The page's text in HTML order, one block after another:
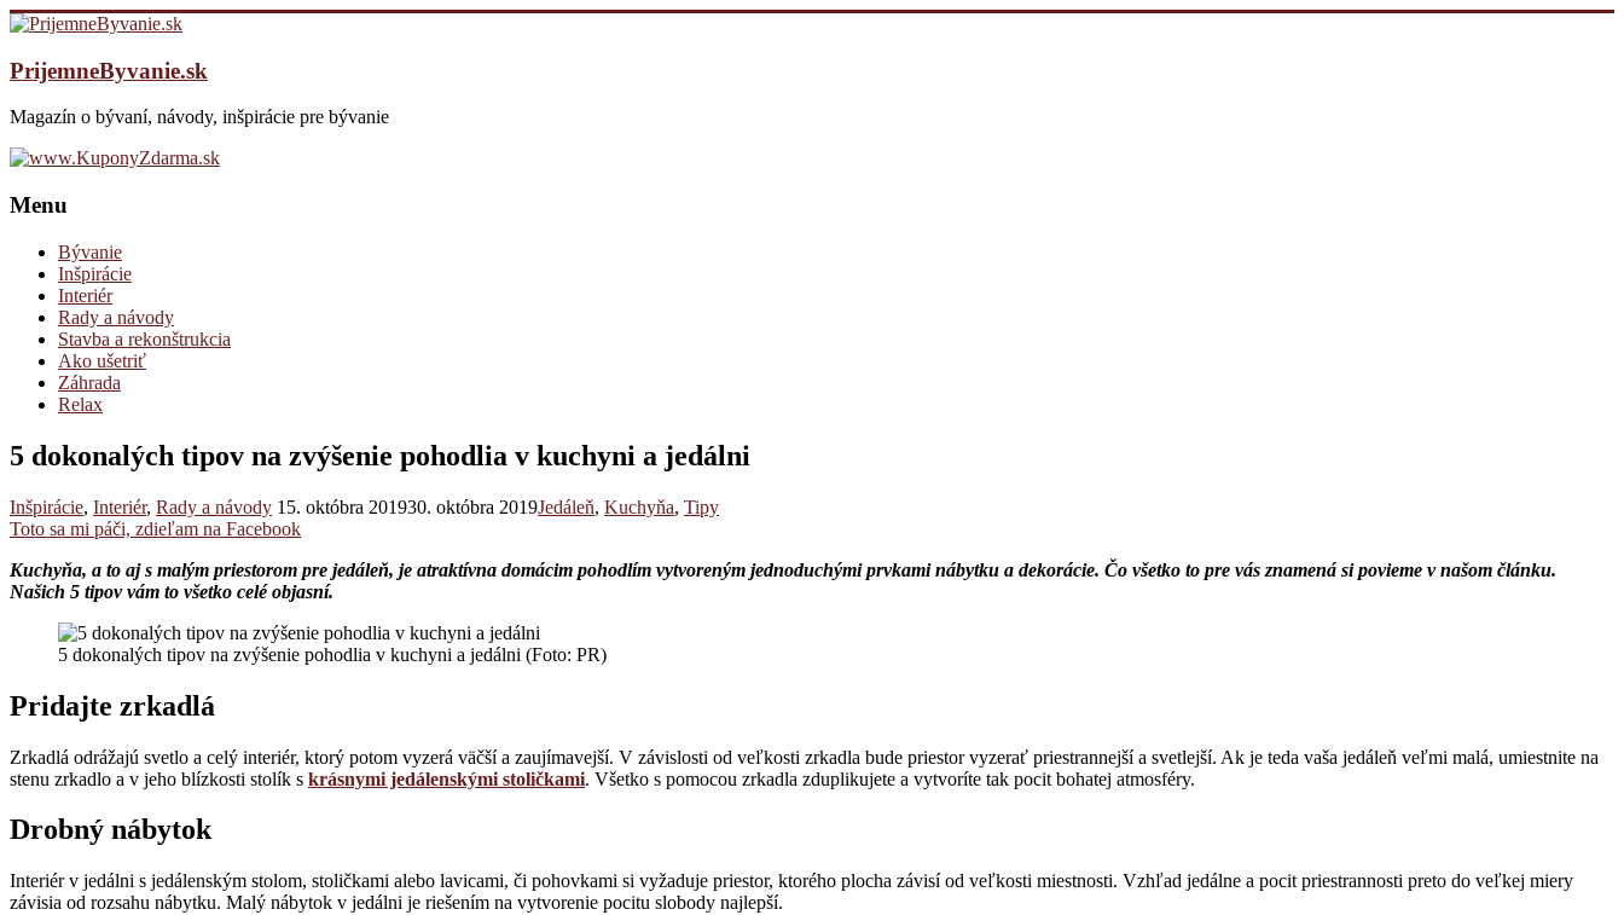
PrijemneByvanie.sk
Magazín o bývaní, návody, inšpirácie pre bývanie
Menu
Bývanie
Inšpirácie
Interiér
Rady a návody
Stavba a rekonštrukcia
Ako ušetriť
Záhrada
Relax
5 dokonalých tipov na zvýšenie pohodlia v kuchyni a jedálni
Inšpirácie, Interiér, Rady a návody 15. októbra 201930. októbra 2019Jedáleň, Kuchyňa, Tipy
Toto sa mi páči, zdieľam na Facebook
Kuchyňa, a to aj s malým priestorom pre jedáleň, je atraktívna domácim pohodlím vytvoreným jednoduchými prvkami nábytku a dekorácie. Čo všetko to pre vás znamená si povieme v našom článku.
Našich 5 tipov vám to všetko celé objasní.
5 dokonalých tipov na zvýšenie pohodlia v kuchyni a jedálni (Foto: PR)
Pridajte zrkadlá
Zrkadlá odrážajú svetlo a celý interiér, ktorý potom vyzerá väčší a zaujímavejší. V závislosti od veľkosti zrkadla bude priestor vyzerať priestrannejší a svetlejší. Ak je teda vaša jedáleň veľmi malá, umiestnite na
stenu zrkadlo a v jeho blízkosti stolík s krásnymi jedálenskými stoličkami. Všetko s pomocou zrkadla zduplikujete a vytvoríte tak pocit bohatej atmosféry.
Drobný nábytok
Interiér v jedálni s jedálenským stolom, stoličkami alebo lavicami, či pohovkami si vyžaduje priestor, ktorého plocha závisí od veľkosti miestnosti. Vzhľad jedálne a pocit priestrannosti preto do veľkej miery
závisia od rozsahu nábytku. Malý nábytok v jedálni je riešením na vytvorenie pocitu slobody najlepší.